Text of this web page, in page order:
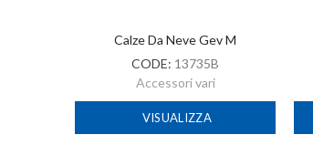
Calze Da Neve Gev M
CODE: 13735B
Accessori vari
VISUALIZZA